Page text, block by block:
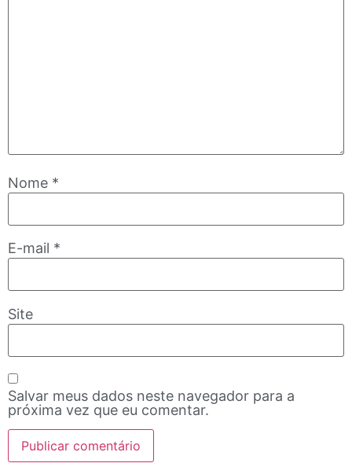
Nome *
E-mail *
Site
Salvar meus dados neste navegador para a
próxima vez que eu comentar.